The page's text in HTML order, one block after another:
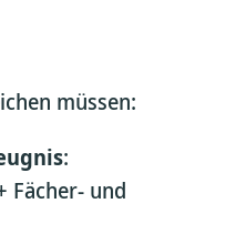
müssen:
:
Fächer- und